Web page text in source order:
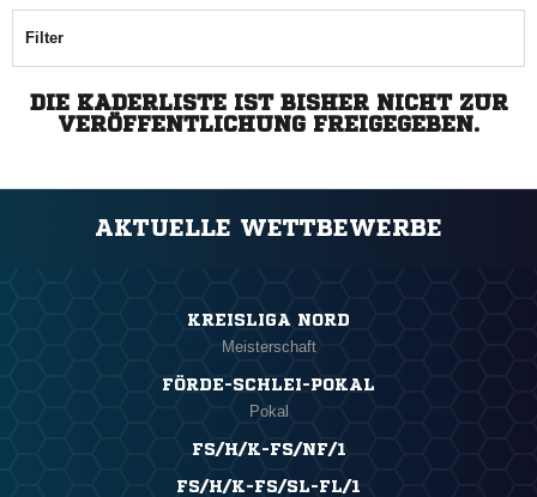
Filter
DIE KADERLISTE IST BISHER NICHT ZUR
VERÖFFENTLICHUNG FREIGEGEBEN.
AKTUELLE WETTBEWERBE
KREISLIGA NORD
Meisterschaft
FÖRDE-SCHLEI-POKAL
Pokal
FS/H/K-FS/NF/1
FS/H/K-FS/SL-FL/1